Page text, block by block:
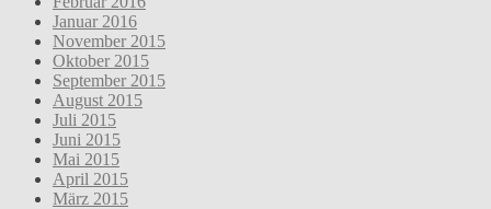
Januar 2016
November 2015
Oktober 2015
September 2015
August 2015
Juli 2015
Juni 2015
Mai 2015
April 2015
März 2015